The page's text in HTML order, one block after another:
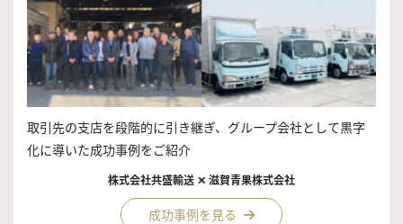
取引先の支店を段階的に引き継ぎ、グループ会社として黒字
化に導いた成功事例をご紹介
株式会社共盛輸送 ✕ 滋賀青果株式会社
成功事例を見る